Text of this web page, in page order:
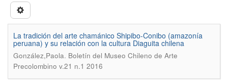
La tradición del arte chamánico Shipibo-Conibo (amazonía
peruana) y su relación con la cultura Diaguita chilena
González,Paola. Boletín del Museo Chileno de Arte
Precolombino v.21 n.1 2016